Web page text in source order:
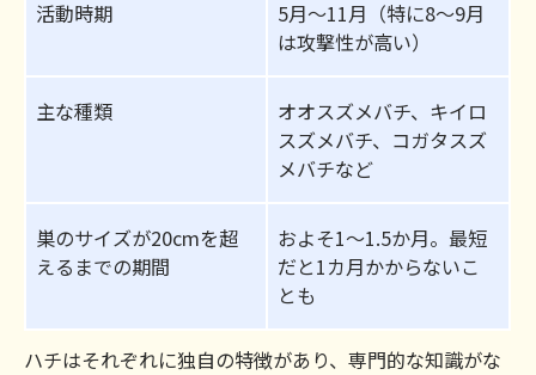
活動時期
5月〜11月（特に8〜9月
は攻撃性が高い）
主な種類
オオスズメバチ、キイロ
スズメバチ、コガタスズ
メバチなど
巣のサイズが20cmを超
えるまでの期間
およそ1～1.5か月。最短
だと1カ月かからないこ
とも
ハチはそれぞれに独自の特徴があり、専門的な知識がな